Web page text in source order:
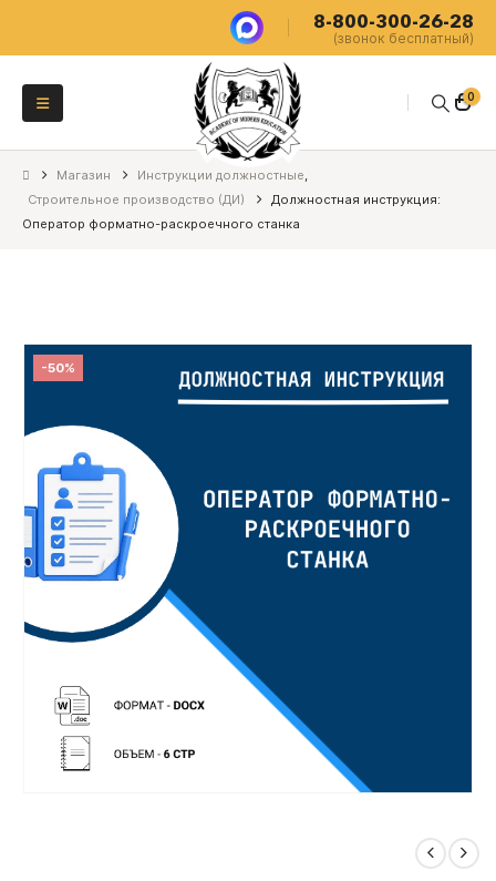
8-800-300-26-28
(звонок бесплатный)
0
Магазин Инструкции должностные,
Строительное производство (ДИ)
Должностная инструкция:
Оператор форматно-раскроечного станка
-50%